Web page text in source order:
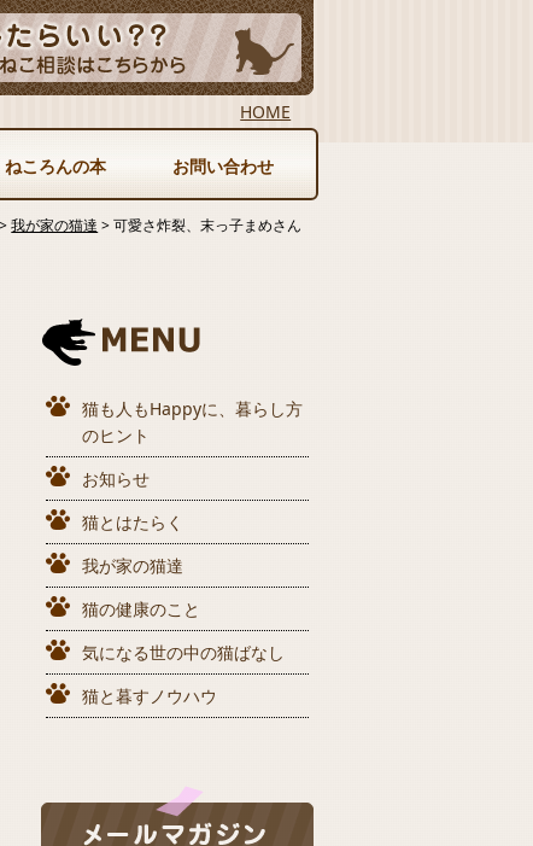
HOME
ねころんの本 お問い合わせ
>我が家の猫達 >可愛さ炸裂、末っ子まめさん
猫も人もHappyに、暮らし方
のヒント
お知らせ
猫とはたらく
我が家の猫達
猫の健康のこと
気になる世の中の猫ばなし
猫と暮すノウハウ